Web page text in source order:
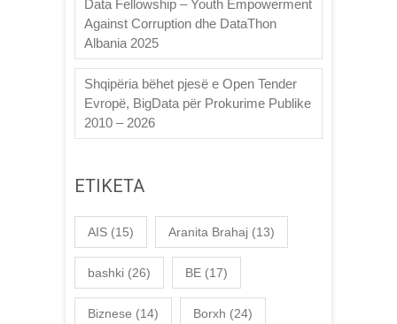
Data Fellowship – Youth Empowerment
Against Corruption dhe DataThon
Albania 2025
Shqipëria bëhet pjesë e Open Tender
Evropë, BigData për Prokurime Publike
2010 – 2026
ETIKETA
AIS (15) Aranita Brahaj (13)
bashki (26) BE (17)
Biznese (14) Borxh (24)